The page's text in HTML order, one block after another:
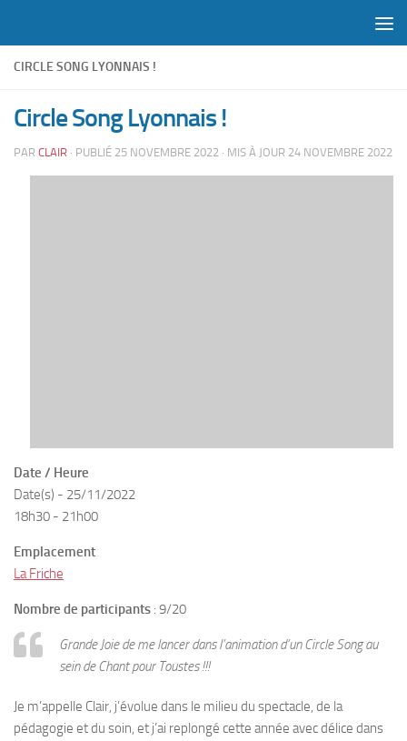
CIRCLE SONG LYONNAIS !
Circle Song Lyonnais !
PAR CLAIR · PUBLIÉ 25 NOVEMBRE 2022 · MIS À JOUR 24 NOVEMBRE 2022
Date / Heure
Date(s) - 25/11/2022
18h30 - 21h00
Emplacement
La Friche
Nombre de participants : 9/20
Grande Joie de me lancer dans l’animation d’un Circle Song au
sein de Chant pour Toustes !!!
Je m’appelle Clair, j’évolue dans le milieu du spectacle, de la
pédagogie et du soin, et j’ai replongé cette année avec délice dans